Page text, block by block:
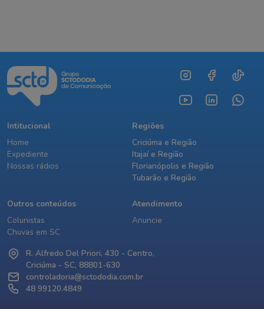
Intitucional
Home
Expediente
Nossas rádios
Regiões
Criciúma e Região
Itajaí e Região
Florianópolis e Região
Tubarão e Região
Outros conteúdos
Colunistas
Chuvas em SC
Atendimento
Anuncie
R. Alfredo Del Priori, 430 - Centro,
Criciúma - SC, 88801-630
controladoria@sctododia.com.br
48 99120.4849